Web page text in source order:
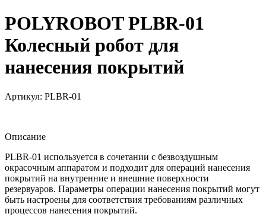
POLYROBOT PLBR-01
Колесный робот для
нанесения покрытий
Артикул: PLBR-01
Описание
PLBR-01 используется в сочетании с безвоздушным
окрасочным аппаратом и подходит для операций нанесения
покрытий на внутренние и внешние поверхности
резервуаров. Параметры операции нанесения покрытий могут
быть настроены для соответствия требованиям различных
процессов нанесения покрытий.